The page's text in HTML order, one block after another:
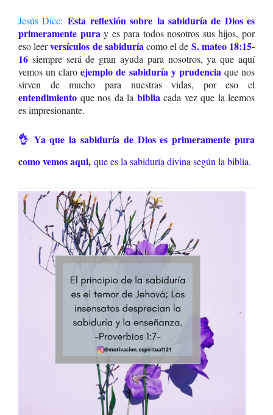
Jesús Dice: Esta reflexión sobre la sabiduría de Dios es
primeramente pura y es para todos nosotros sus hijos, por
eso leerversículos de sabiduría como elde S. mateo 18:15-
16 siempre será de gran ayuda para nosotros, ya que aquí
vemos un claroejemplo de sabiduría y prudencia que nos
sirven de mucho para nuestras vidas, por eso el
entendimiento que nos da la biblia cada vez que la leemos
es impresionante.
👌 Ya que la sabiduría de Dios es primeramente pura
como vemos aqui, que es la sabiduría divina según la biblia.